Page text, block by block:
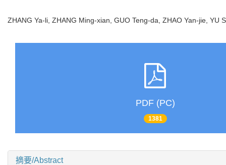
ZHANG Ya-li, ZHANG Ming-xian, GUO Teng-da, ZHAO Yan-jie,
PDF (PC)
1381
摘要/Abstract